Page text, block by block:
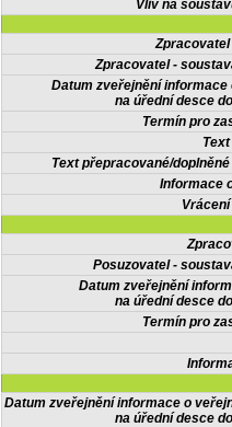
Vliv na
Zpracovatel -
Datum zveřejnění informace
na úřední desce
Termín pro
Text přepracované/
Informace
Posuzovatel -
Datum zveřejnění
na úřední desce
Termín pro
Datum zveřejnění informace o
na úřední desce